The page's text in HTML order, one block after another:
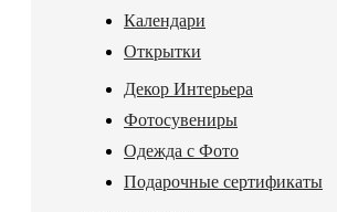
Календари
Открытки
Декор Интерьера
Фотосувениры
Одежда с Фото
Подарочные сертификаты